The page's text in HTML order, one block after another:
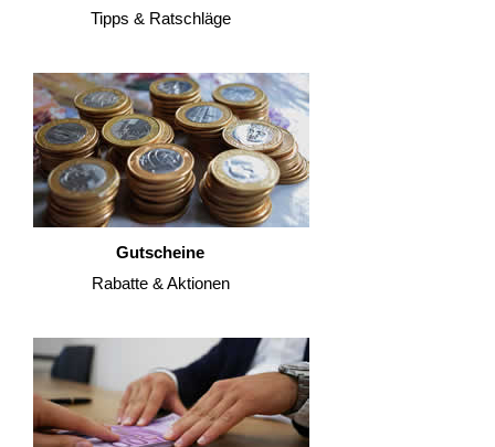
Tipps & Ratschläge
Gutscheine
Rabatte & Aktionen